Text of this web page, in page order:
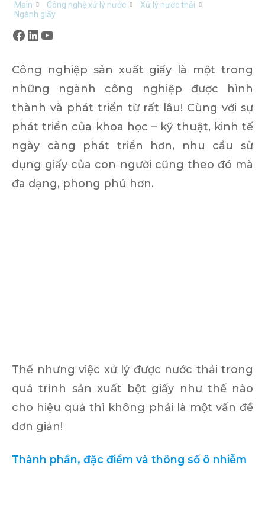
Main
Công nghệ xử lý nước
Xử lý nước thải
Ngành giấy
Facebook
LinkedIn
YouTube
Công nghiệp sản xuất giấy là một trong
những ngành công nghiệp được hình
thành và phát triển từ rất lâu! Cùng với sự
phát triển của khoa học – kỹ thuật, kinh tế
ngày càng phát triển hơn, nhu cầu sử
dụng giấy của con người cũng theo đó mà
đa dạng, phong phú hơn.
Thế nhưng việc xử lý được nước thải trong
quá trình sản xuất bột giấy như thế nào
cho hiệu quả thì không phải là một vấn đề
đơn giản!
Thành phần, đặc điểm và thông số ô nhiễm